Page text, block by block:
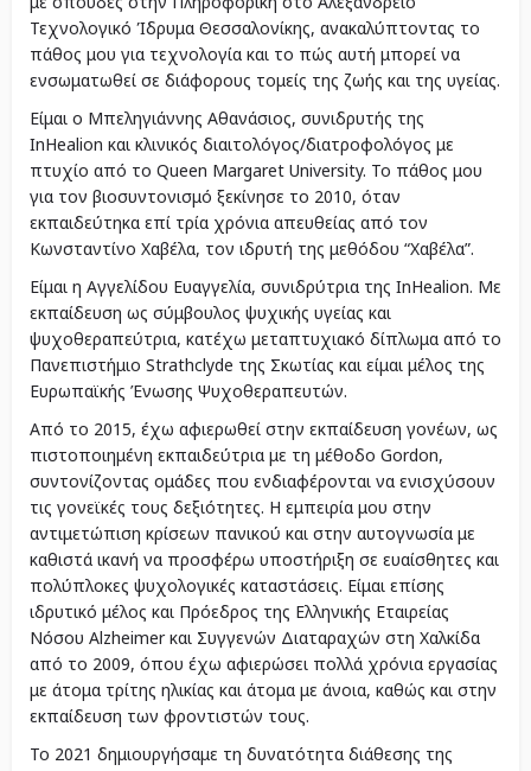
Τεχνολογικό Ίδρυμα Θεσσαλονίκης, ανακαλύπτοντας το
πάθος μου για τεχνολογία και το πώς αυτή μπορεί να
ενσωματωθεί σε διάφορους τομείς της ζωής και της υγείας.
Είμαι ο Μπεληγιάννης Αθανάσιος, συνιδρυτής της
InHealion και κλινικός διαιτολόγος/διατροφολόγος με
πτυχίο από το Queen Margaret University. Το πάθος μου
για τον βιοσυντονισμό ξεκίνησε το 2010, όταν
εκπαιδεύτηκα επί τρία χρόνια απευθείας από τον
Κωνσταντίνο Χαβέλα, τον ιδρυτή της μεθόδου “Χαβέλα”.
Είμαι η Αγγελίδου Ευαγγελία, συνιδρύτρια της InHealion. Με
εκπαίδευση ως σύμβουλος ψυχικής υγείας και
ψυχοθεραπεύτρια, κατέχω μεταπτυχιακό δίπλωμα από το
Πανεπιστήμιο Strathclyde της Σκωτίας και είμαι μέλος της
Ευρωπαϊκής Ένωσης Ψυχοθεραπευτών.
Από το 2015, έχω αφιερωθεί στην εκπαίδευση γονέων, ως
πιστοποιημένη εκπαιδεύτρια με τη μέθοδο Gordon,
συντονίζοντας ομάδες που ενδιαφέρονται να ενισχύσουν
τις γονεϊκές τους δεξιότητες. Η εμπειρία μου στην
αντιμετώπιση κρίσεων πανικού και στην αυτογνωσία με
καθιστά ικανή να προσφέρω υποστήριξη σε ευαίσθητες και
πολύπλοκες ψυχολογικές καταστάσεις. Είμαι επίσης
ιδρυτικό μέλος και Πρόεδρος της Ελληνικής Εταιρείας
Νόσου Alzheimer και Συγγενών Διαταραχών στη Χαλκίδα
από το 2009, όπου έχω αφιερώσει πολλά χρόνια εργασίας
με άτομα τρίτης ηλικίας και άτομα με άνοια, καθώς και στην
εκπαίδευση των φροντιστών τους.
Το 2021 δημιουργήσαμε τη δυνατότητα διάθεσης της